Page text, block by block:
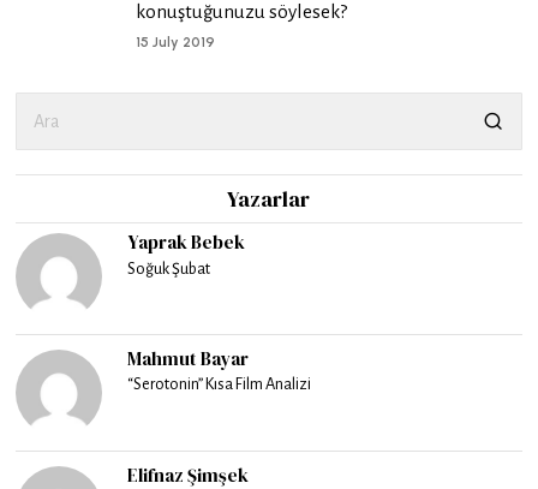
konuştuğunuzu söylesek?
15 July 2019
Yazarlar
Yaprak Bebek
Soğuk Şubat
Mahmut Bayar
“Serotonin” Kısa Film Analizi
Elifnaz Şimşek